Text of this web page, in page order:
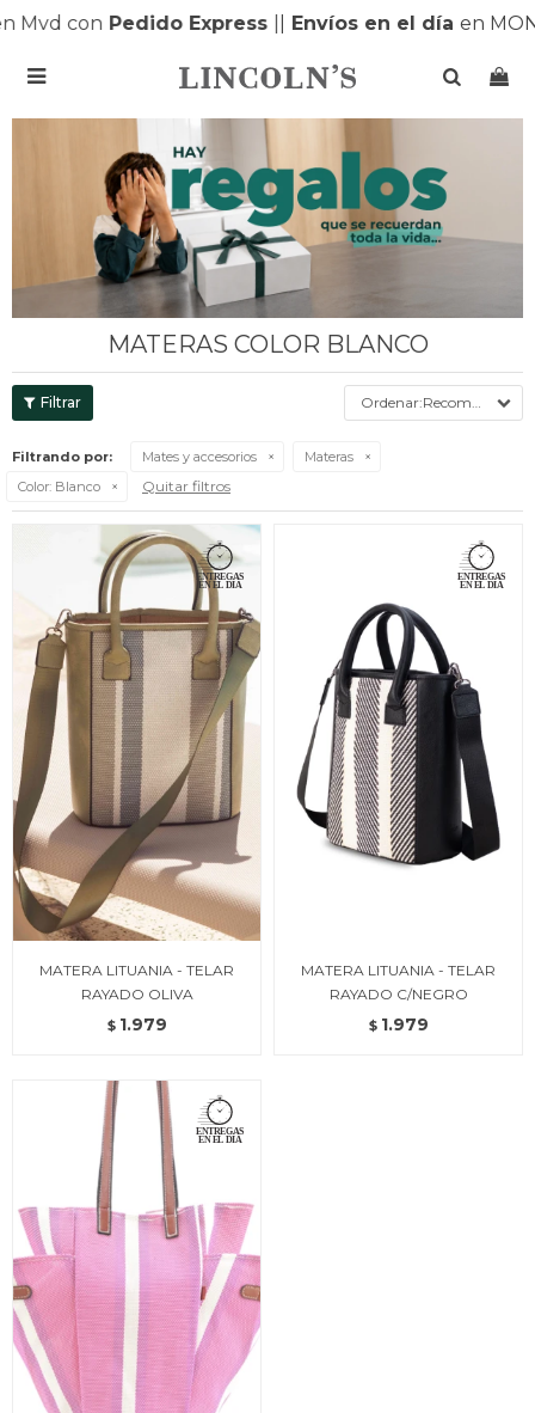
Mvd conPedido Express| Envíos en el díaen

MATERAS COLOR BLANCO
Recomendados
Filtrando por: Mates y accesorios
Materas
Color: Blanco Quitar filtros
MATERA LITUANIA - TELAR
RAYADO OLIVA
$ 1.979
MATERA LITUANIA - TELAR
RAYADO C/NEGRO
$ 1.979